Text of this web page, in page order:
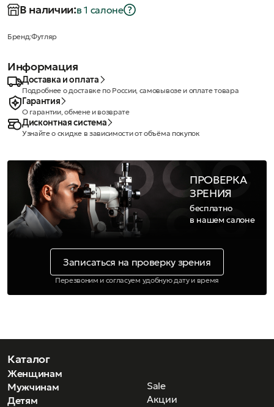
В наличии:в 1 салонe
Бренд:Футляр
Информация
Доставка и оплата
Подробнее о доставке по России, самовывозе и оплате товара
Гарантия
О гарантии, обмене и возврате
Дисконтная система
Узнайте о скидке в зависимости от объёма покупок
ПРОВЕРКА
ЗРЕНИЯ
бесплатно
в нашем салоне
Записаться на проверку зрения
Перезвоним и согласуем удобную дату и время
Каталог
Женщинам
Мужчинам
Детям
Sale
Акции